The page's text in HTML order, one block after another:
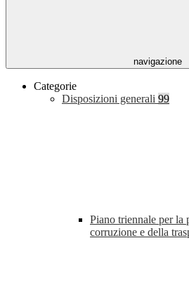
navigazione
Categorie
Disposizioni generali 99
Piano triennale per la
corruzione e della